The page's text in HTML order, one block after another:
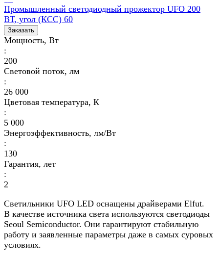
Промышленный светодиодный прожектор UFO 200
ВТ, угол (КСС) 60
Заказать
Мощность, Вт
:
200
Световой поток, лм
:
26 000
Цветовая температура, К
:
5 000
Энергоэффективность, лм/Вт
:
130
Гарантия, лет
:
2
Светильники UFO LED оснащены драйверами Elfut.
В качестве источника света используются светодиоды
Seoul Semiconductor. Они гарантируют стабильную
работу и заявленные параметры даже в самых суровых
условиях.